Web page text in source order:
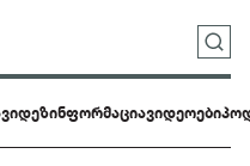
დეზინფორმაციავიდეოები